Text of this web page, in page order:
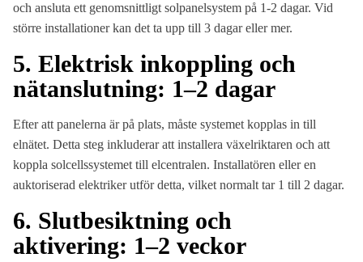
och ansluta ett genomsnittligt solpanelsystem på 1-2 dagar. Vid
större installationer kan det ta upp till 3 dagar eller mer.
5. Elektrisk inkoppling och
nätanslutning: 1–2 dagar
Efter att panelerna är på plats, måste systemet kopplas in till
elnätet. Detta steg inkluderar att installera växelriktaren och att
koppla solcellssystemet till elcentralen. Installatören eller en
auktoriserad elektriker utför detta, vilket normalt tar 1 till 2 dagar.
6. Slutbesiktning och
aktivering: 1–2 veckor